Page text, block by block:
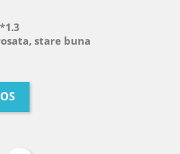
stare buna